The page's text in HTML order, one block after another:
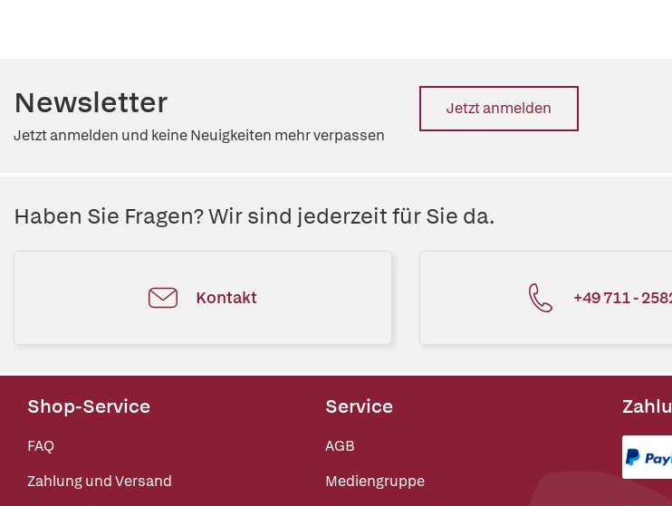
Newsletter
Jetzt anmelden und keine Neuigkeiten mehr verpassen
Jetzt anmelden
Haben Sie Fragen? Wir sind jederzeit für Sie da.
Kontakt +49 711 -
Shop-Service
FAQ
Zahlung und Versand
Service
AGB
Mediengruppe